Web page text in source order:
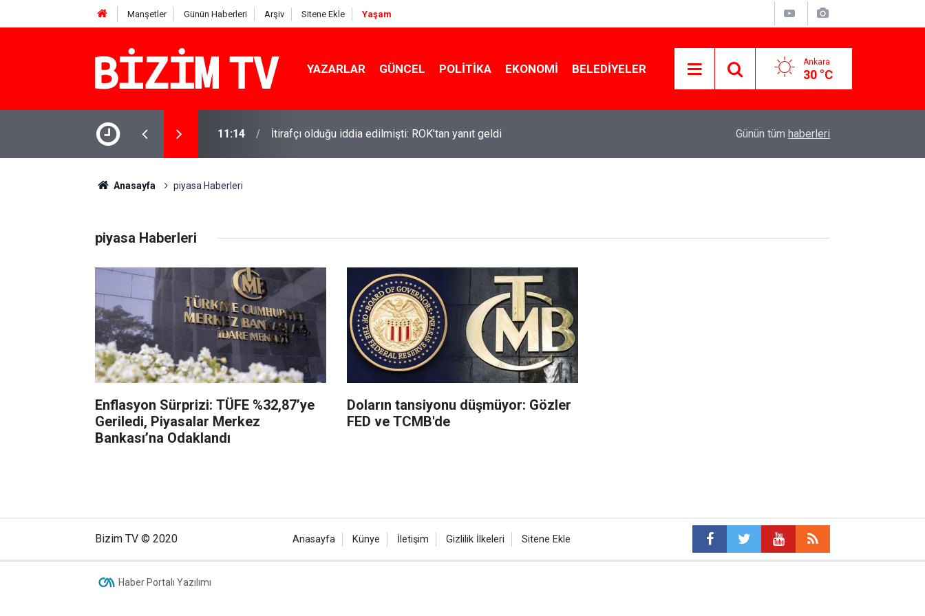
Manşetler Günün Haberleri Arşiv Sitene Ekle Yaşam
YAZARLAR GÜNCEL POLITIKA EKONOMI BELEDIYELER Ankara
30 °C
Miraç yaşamını yitirdi: Komşusu
11:14 İtirafçı olduğu iddia edilmişti: ROK'tan yanıt geldi Yusuf Tekin açıkladı: YKS değişecek mi?
Günün tüm haberleri
Anasayfa piyasa Haberleri
piyasa Haberleri
Enflasyon Sürprizi: TÜFE %32,87’ye
Geriledi, Piyasalar Merkez
Bankası’na Odaklandı
Doların tansiyonu düşmüyor: Gözler
FED ve TCMB'de
Bizim TV © 2020 Anasayfa Künye İletişim Gizlilik İlkeleri Sitene Ekle
Haber Portalı Yazılımı